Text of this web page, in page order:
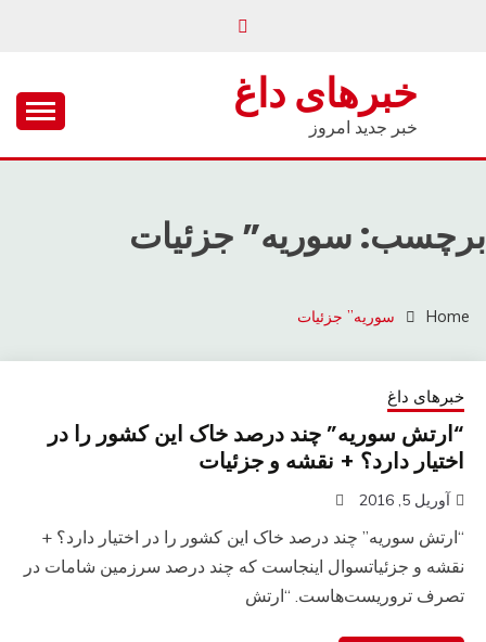
خبرهای داغ
خبر جدید امروز
برچسب: سوریه” جزئیات
Home سوریه” جزئیات
خبرهای داغ
“ارتش سوریه” چند درصد خاک این کشور را در
اختیار دارد؟ + نقشه و جزئیات
آوریل 5, 2016
“ارتش سوریه” چند درصد خاک این کشور را در اختیار دارد؟ +
نقشه و جزئیاتسوال اینجاست که چند درصد سرزمین شامات در
تصرف تروریست‌هاست. “ارتش